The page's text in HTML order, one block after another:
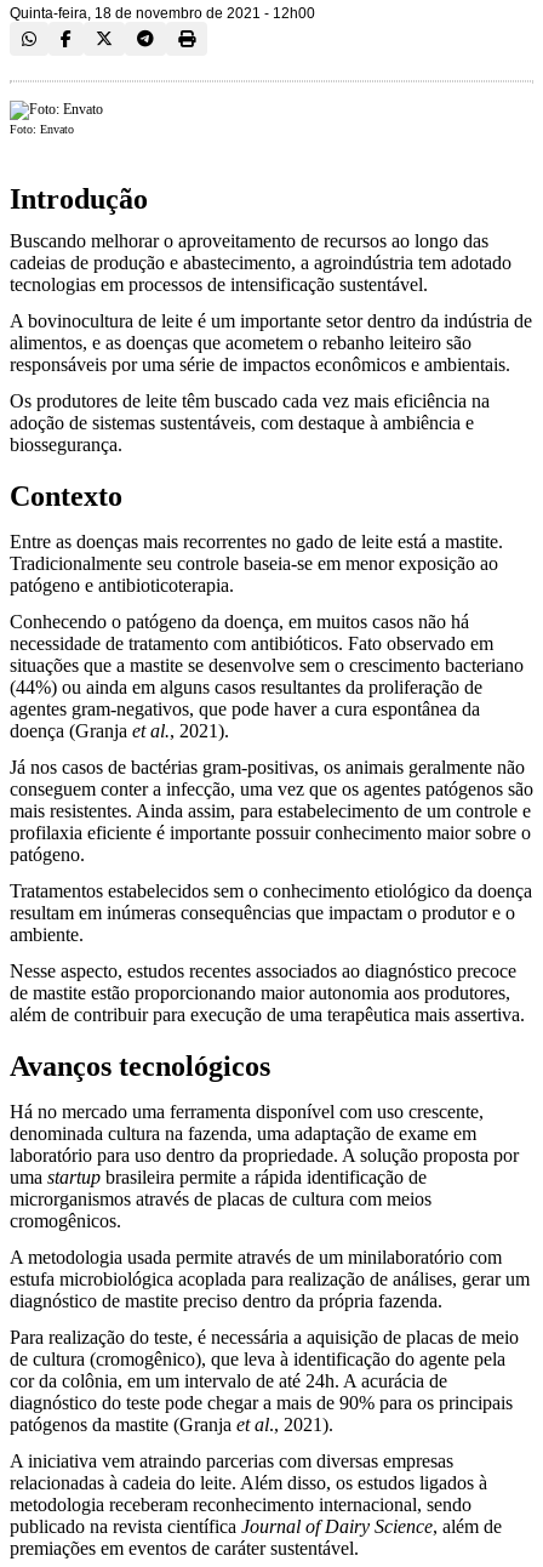
Quinta-feira, 18 de novembro de 2021 - 12h00
Foto: Envato
Introdução
Buscando melhorar o aproveitamento de recursos ao longo das
cadeias de produção e abastecimento, a agroindústria tem adotado
tecnologias em processos de intensificação sustentável.
A bovinocultura de leite é um importante setor dentro da indústria de
alimentos, e as doenças que acometem o rebanho leiteiro são
responsáveis por uma série de impactos econômicos e ambientais.
Os produtores de leite têm buscado cada vez mais eficiência na
adoção de sistemas sustentáveis, com destaque à ambiência e
biossegurança.
Contexto
Entre as doenças mais recorrentes no gado de leite está a mastite.
Tradicionalmente seu controle baseia-se em menor exposição ao
patógeno e antibioticoterapia.
Conhecendo o patógeno da doença, em muitos casos não há
necessidade de tratamento com antibióticos. Fato observado em
situações que a mastite se desenvolve sem o crescimento bacteriano
(44%) ou ainda em alguns casos resultantes da proliferação de
agentes gram-negativos, que pode haver a cura espontânea da
doença (Granja et al., 2021).
Já nos casos de bactérias gram-positivas, os animais geralmente não
conseguem conter a infecção, uma vez que os agentes patógenos são
mais resistentes. Ainda assim, para estabelecimento de um controle e
profilaxia eficiente é importante possuir conhecimento maior sobre o
patógeno.
Tratamentos estabelecidos sem o conhecimento etiológico da doença
resultam em inúmeras consequências que impactam o produtor e o
ambiente.
Nesse aspecto, estudos recentes associados ao diagnóstico precoce
de mastite estão proporcionando maior autonomia aos produtores,
além de contribuir para execução de uma terapêutica mais assertiva.
Avanços tecnológicos
Há no mercado uma ferramenta disponível com uso crescente,
denominada cultura na fazenda, uma adaptação de exame em
laboratório para uso dentro da propriedade. A solução proposta por
uma startup brasileira permite a rápida identificação de
microrganismos através de placas de cultura com meios
cromogênicos.
A metodologia usada permite através de um minilaboratório com
estufa microbiológica acoplada para realização de análises, gerar um
diagnóstico de mastite preciso dentro da própria fazenda.
Para realização do teste, é necessária a aquisição de placas de meio
de cultura (cromogênico), que leva à identificação do agente pela
cor da colônia, em um intervalo de até 24h. A acurácia de
diagnóstico do teste pode chegar a mais de 90% para os principais
patógenos da mastite (Granja et al., 2021).
A iniciativa vem atraindo parcerias com diversas empresas
relacionadas à cadeia do leite. Além disso, os estudos ligados à
metodologia receberam reconhecimento internacional, sendo
publicado na revista científica Journal of Dairy Science, além de
premiações em eventos de caráter sustentável.